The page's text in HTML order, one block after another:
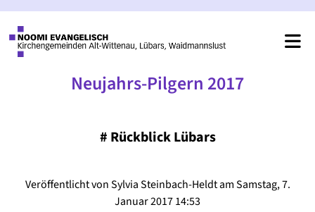
Neujahrs-Pilgern 2017
# Rückblick Lübars
Veröffentlicht von Sylvia Steinbach-Heldt am Samstag, 7.
Januar 2017 14:53